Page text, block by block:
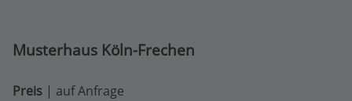
Musterhaus Köln-Frechen
Preis | auf Anfrage